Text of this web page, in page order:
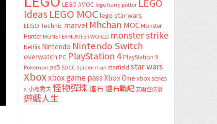
LEGO AMOC lego harry potter
Ideas LEGO MOC lego star wars
LEGO Technic marvel Mhchan MOC Monster
Hunter MONSTER HUNTER WORLD monster strike
Netflix Nintendo Nintendo Switch
overwatch PC PlayStation 4 PlayStation 5
Pokemon ps5 SDCC Spider-man starfield star wars
Xboxxbox game passXbox One xbox series
x 小島秀夫怪物彈珠 爐石 爐石戰記艾爾登法環
遊戲人生